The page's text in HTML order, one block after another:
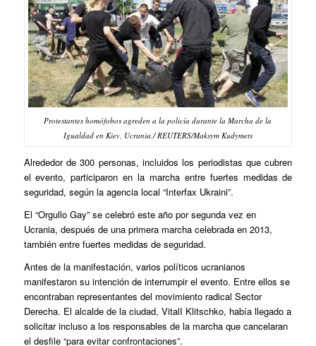
Protestantes homófobos agreden a la policía durante la Marcha de la
Igualdad en Kiev, Ucrania./ REUTERS/Maksym Kudymets
Alrededor de 300 personas, incluidos los periodistas que cubren
el evento, participaron en la marcha entre fuertes medidas de
seguridad, según la agencia local “Interfax Ukraini”.
El “Orgullo Gay” se celebró este año por segunda vez en
Ucrania, después de una primera marcha celebrada en 2013,
también entre fuertes medidas de seguridad.
Antes de la manifestación, varios políticos ucranianos
manifestaron su intención de interrumpir el evento. Entre ellos se
encontraban representantes del movimiento radical Sector
Derecha. El alcalde de la ciudad, VitalI Klitschko, había llegado a
solicitar incluso a los responsables de la marcha que cancelaran
el desfile “para evitar confrontaciones”.